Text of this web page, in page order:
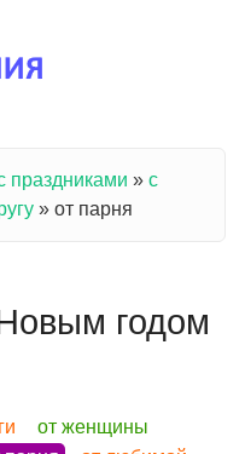
праздниками » с
» от парня
годом
от женщины